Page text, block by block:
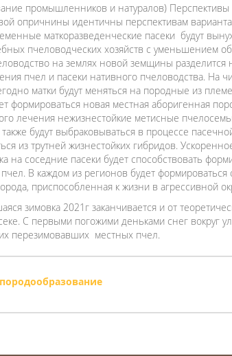
промышленников и натуралов)
опричнины идентичны перспективам
маткоразведенческие пасеки будут
пчеловодческих хозяйств с уменьшением
на землях новой земщины разделится
пчел и пасеки нативного пчеловодства. На
матки будут меняться на породные из
формироваться новая местная аборигенная
лечения нежизнестойкие метисные
будут выбраковываться в процессе
из трутней жизнестойких гибридов.
на соседние пасеки будет способствовать
В каждом из регионов будет формироваться
приспособленная к жизни в агрессивной
зимовка 2021г заканчивается и от
С первыми погожими деньками снег вокруг
перезимовавших местных пчел.
породообразование